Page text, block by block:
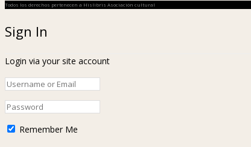
Todos los derechos pertenecen a Hislibris Asociación cultural
Sign In
Login via your site account
Remember Me